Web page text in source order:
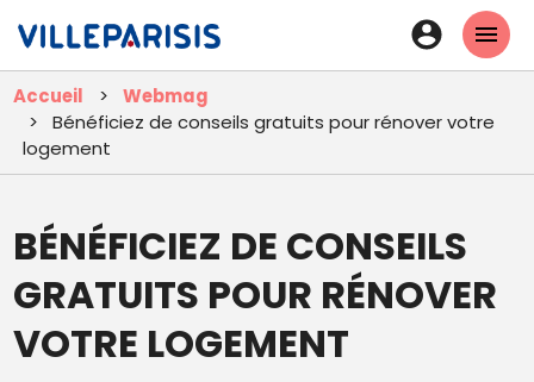
contenu
En-
tête
-
Accueil
Webmag
Bénéficiez de conseils gratuits pour rénover votre
logement
BÉNÉFICIEZ DE CONSEILS
GRATUITS POUR RÉNOVER
VOTRE LOGEMENT